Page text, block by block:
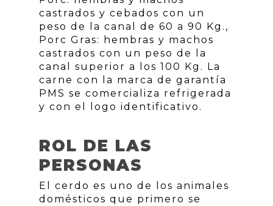
castrados y cebados con un
peso de la canal de 60 a 90 Kg.,
Porc Gras: hembras y machos
castrados con un peso de la
canal superior a los 100 Kg. La
carne con la marca de garantía
PMS se comercializa refrigerada
y con el logo identificativo.
ROL DE LAS
PERSONAS
El cerdo es uno de los animales
domésticos que primero se